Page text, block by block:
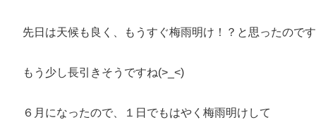
先日は天候も良く、もうすぐ梅雨明け！？と思ったのです
もう少し長引きそうですね(>_<)
６月になったので、１日でもはやく梅雨明けして